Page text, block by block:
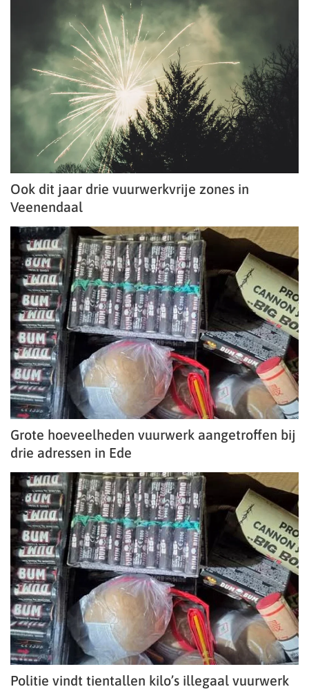
Ook dit jaar drie vuurwerkvrije zones in
Veenendaal
Grote hoeveelheden vuurwerk aangetroffen bij
drie adressen in Ede
Politie vindt tientallen kilo’s illegaal vuurwerk